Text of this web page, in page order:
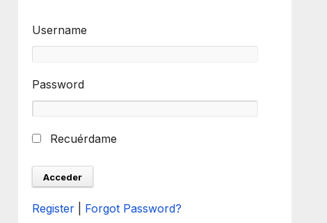
Username
Password
Recuérdame
Register Forgot Password?